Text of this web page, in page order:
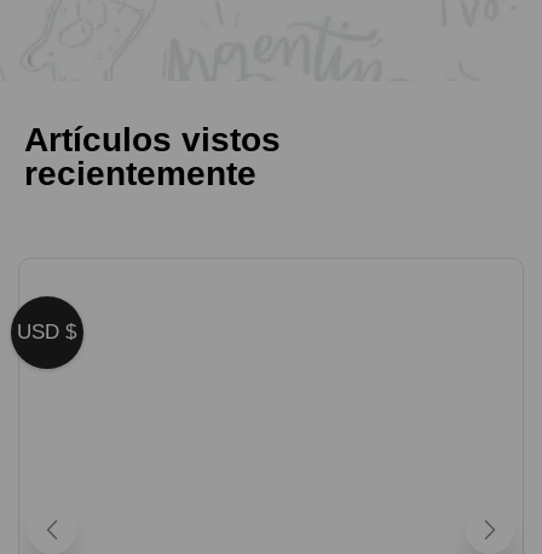
Artículos vistos
recientemente
USD $